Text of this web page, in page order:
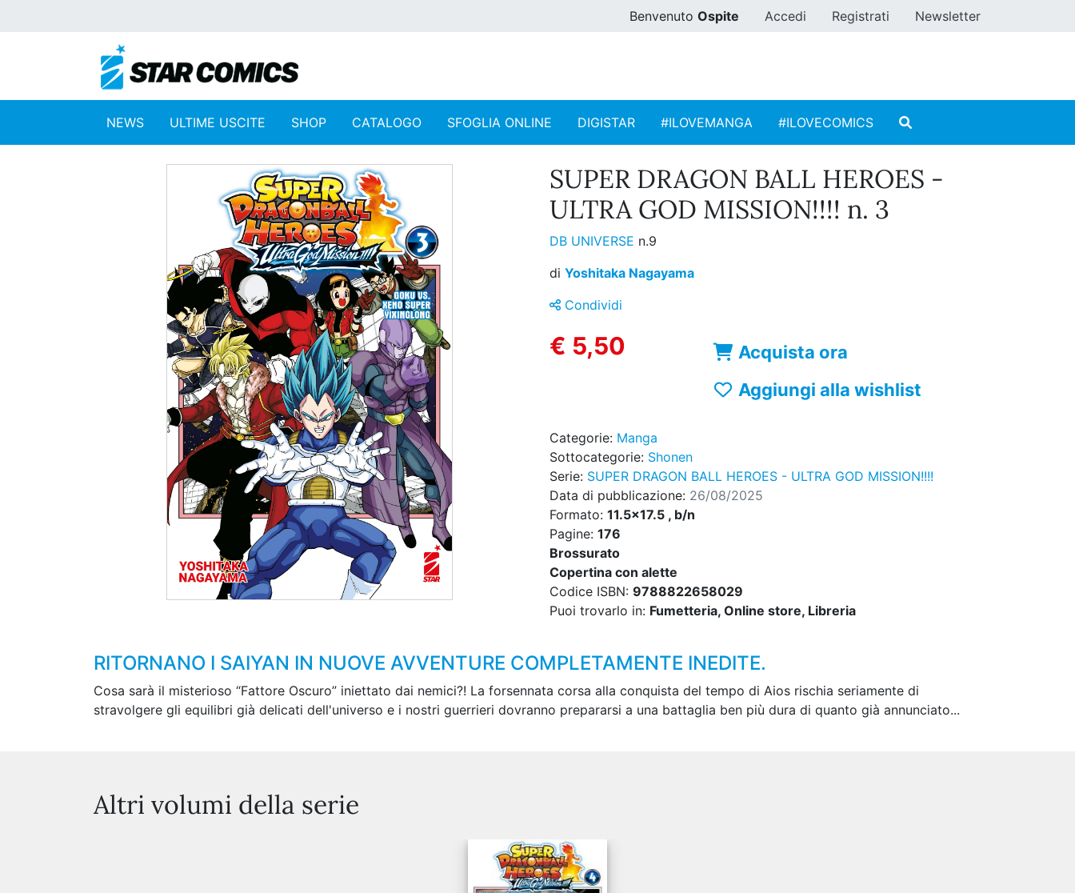
Benvenuto Ospite Accedi Registrati Newsletter
NEWS ULTIME USCITE SHOP CATALOGO SFOGLIA ONLINE DIGISTAR #ILOVEMANGA #ILOVECOMICS
SUPER DRAGON BALL HEROES -
ULTRA GOD MISSION!!!! n. 3
DB UNIVERSE n.9
di Yoshitaka Nagayama
Condividi
€ 5,50
Acquista ora
Aggiungi alla wishlist
Categorie: Manga
Sottocategorie: Shonen
Serie: SUPER DRAGON BALL HEROES - ULTRA GOD MISSION!!!!
Data di pubblicazione: 26/08/2025
Formato: 11.5x17.5 , b/n
Pagine: 176
Brossurato
Copertina con alette
Codice ISBN: 9788822658029
Puoi trovarlo in: Fumetteria, Online store, Libreria
RITORNANO I SAIYAN IN NUOVE AVVENTURE COMPLETAMENTE INEDITE.
Cosa sarà il misterioso “Fattore Oscuro” iniettato dai nemici?! La forsennata corsa alla conquista del tempo di Aios rischia seriamente di
stravolgere gli equilibri già delicati dell'universo e i nostri guerrieri dovranno prepararsi a una battaglia ben più dura di quanto già annunciato...
Altri volumi della serie